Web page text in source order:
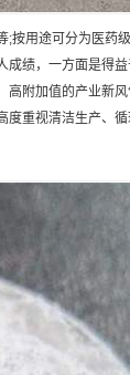
按用途可分为医药
绩，一方面是得益
附加值的产业新
度重视清洁生产、